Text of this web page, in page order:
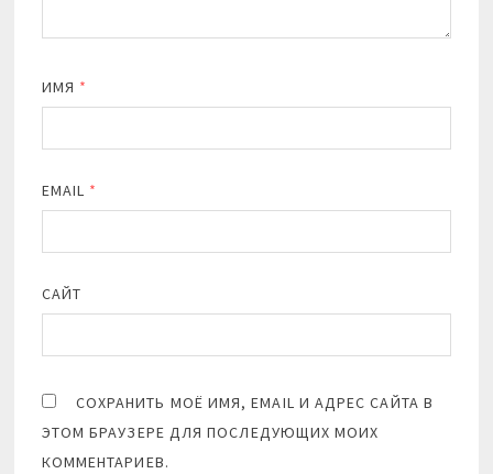
ИМЯ *
EMAIL *
САЙТ
СОХРАНИТЬ МОЁ ИМЯ, EMAIL И АДРЕС САЙТА В
ЭТОМ БРАУЗЕРЕ ДЛЯ ПОСЛЕДУЮЩИХ МОИХ
КОММЕНТАРИЕВ.